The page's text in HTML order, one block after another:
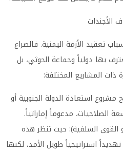
تعقيد الأزمة اليمنية. فالصراع
بها دولياً وجماعة الحوثي، بل
المشاريع المختلفة:
مشروع استعادة الدولة الجنوبية أو
مدعوماً إماراتياً.
القوى السلفية): حيث تنظر هذه
استراتيجياً طويل الأمد، لكنها